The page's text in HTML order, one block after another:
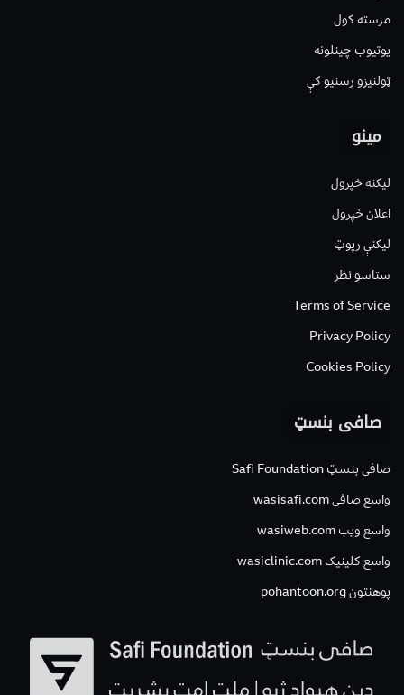
مرسته کول
یوتیوب چینلونه
ټولنیزو رسنیو کې
مینو
لیکنه خپرول
اعلان خپرول
لیکنې رپوټ
ستاسو نظر
Terms of Service
Privacy Policy
Cookies Policy
صافی بنسټ
صافی بنسټ Safi Foundation
واسع صافی wasisafi.com
واسع ویب wasiweb.com
واسع کلینیک wasiclinic.com
پوهنتون pohantoon.org